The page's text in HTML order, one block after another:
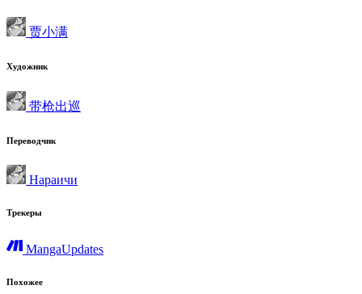
贾小满
Художник
带枪出巡
Переводчик
Нараичи
Трекеры
MangaUpdates
Похожее